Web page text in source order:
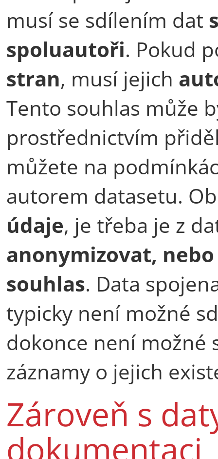
musí se sdílením dat
spoluautoři. Pokud
stran, musí jejich
Tento souhlas může
prostřednictvím
můžete na
autorem datasetu.
údaje, je třeba je z
anonymizovat,
souhlas. Data
typicky není možné
dokonce není možné
záznamy o jejich
Zároveň s
dokumentaci